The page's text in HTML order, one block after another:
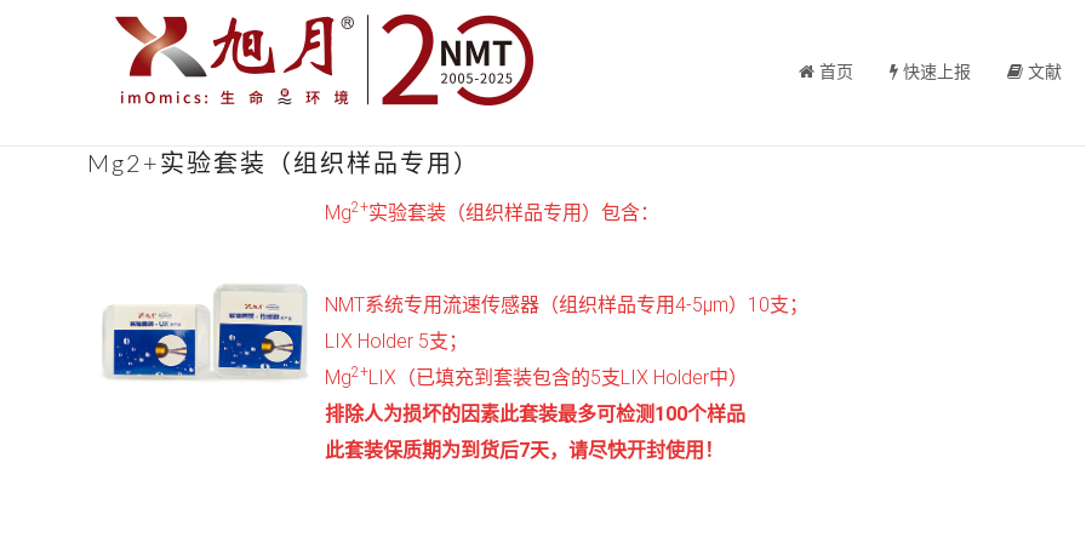
首页 快速上报 文献
Mg2+实验套装（组织样品专用）
Mg2+实验套装（组织样品专用）包含：
NMT系统专用流速传感器（组织样品专用4-5μm）10支；
LIX Holder 5支；
Mg2+LIX（已填充到套装包含的5支LIX Holder中）
排除人为损坏的因素此套装最多可检测100个样品
此套装保质期为到货后7天，请尽快开封使用！